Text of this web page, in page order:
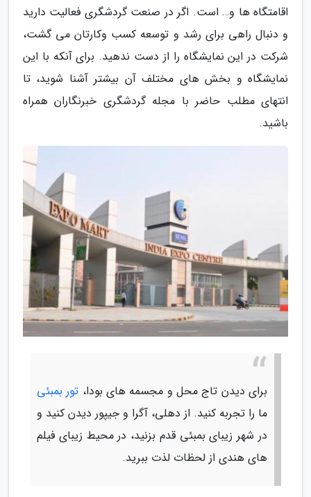
اقامتگاه ها و… است. اگر در صنعت گردشگری فعالیت دارید
و دنبال راهی برای رشد و توسعه کسب وکارتان می گشت،
شرکت در این نمایشگاه را از دست ندهید. برای آنکه با این
نمایشگاه و بخش های مختلف آن بیشتر آشنا شوید، تا
انتهای مطلب حاضر با مجله گردشگری خبرنگاران همراه
باشید.
برای دیدن تاج محل و مجسمه های بودا، تور بمبئی
ما را تجربه کنید. از دهلی، آگرا و جیپور دیدن کنید و
در شهر زیبای بمبئی قدم بزنید، در محیط زیبای فیلم
های هندی از لحظات لذت ببرید.